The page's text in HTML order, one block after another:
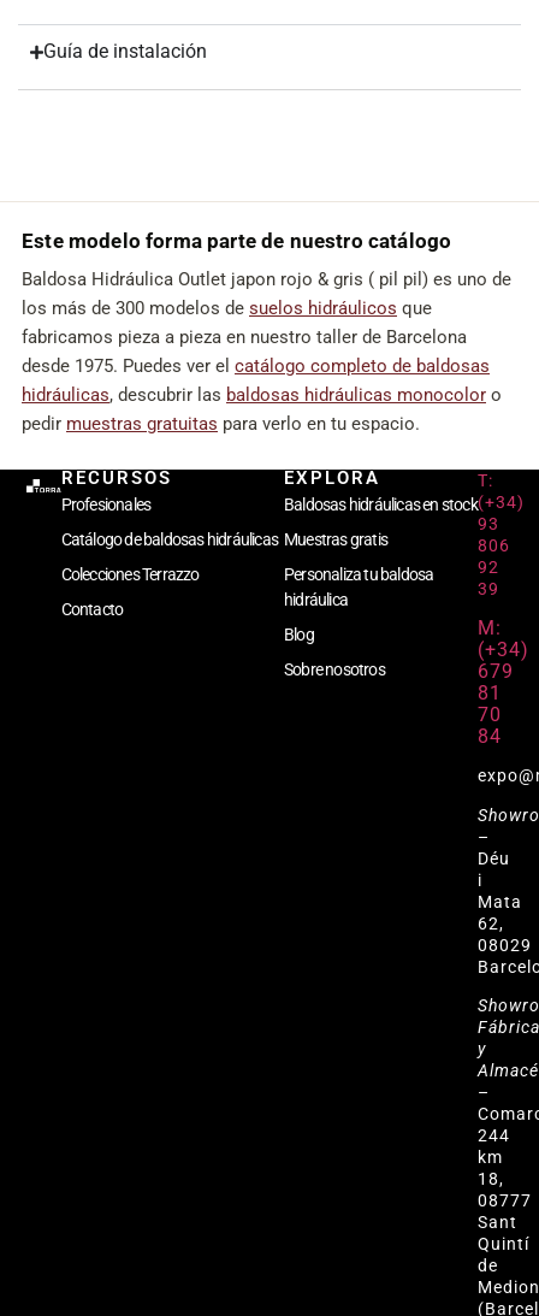
Guía de instalación
Este modelo forma parte de nuestro catálogo
Baldosa Hidráulica Outlet japon rojo & gris ( pil pil) es uno de
los más de 300 modelos de suelos hidráulicos que
fabricamos pieza a pieza en nuestro taller de Barcelona
desde 1975. Puedes ver el catálogo completo de baldosas
hidráulicas, descubrir las baldosas hidráulicas monocolor o
pedir muestras gratuitas para verlo en tu espacio.
RECURSOS
Profesionales
Catálogo de baldosas hidráulicas
Colecciones Terrazzo
Contacto
EXPLORA
Baldosas hidráulicas en stock
Muestras gratis
Personaliza tu baldosa
hidráulica
Blog
Sobre nosotros
T:
(+34)
93
806
92
39
M:
(+34)
679
81
70
84
–
Déu
i
Mata
62,
08029
y
–
244
km
18,
08777
Sant
Quintí
de